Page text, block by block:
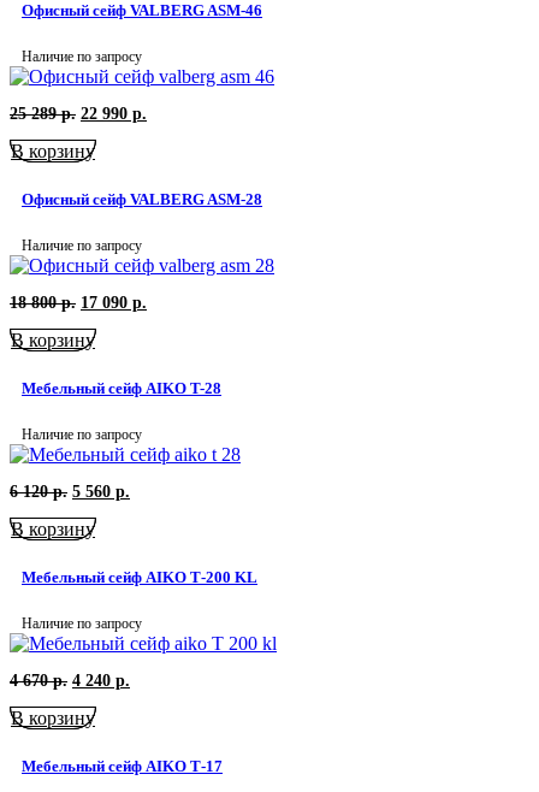
р..
Офисный сейф VALBERG ASM-46
Наличие по запросу
25 289р. Первоначальная
составляла
289
р..
22 990 р.
р..
В корзину
Офисный сейф VALBERG ASM-28
Наличие по запросу
18 800р. Первоначальная
составляла
800
р..
17 090 р.
р..
В корзину
Мебельный сейф AIKO T-28
Наличие по запросу
6 120р. Первоначальная
составляла
р..
5 560 р.
р..
В корзину
Мебельный сейф AIKO Т-200 KL
Наличие по запросу
4 670р. Первоначальная
составляла
р..
4 240 р.
р..
В корзину
Мебельный сейф AIKO Т-17